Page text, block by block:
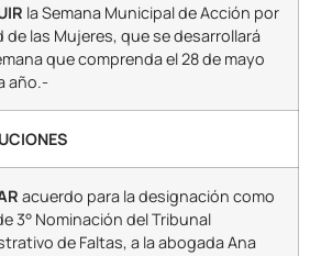
la Semana Municipal de Acción por
de las Mujeres, que se desarrollará
que comprenda el 28 de mayo
año.-
acuerdo para la designación como
3° Nominación del Tribunal
de Faltas, a la abogada Ana